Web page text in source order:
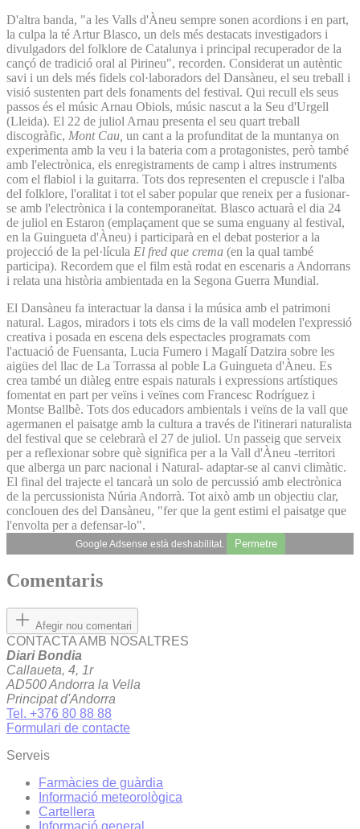
D'altra banda, "a les Valls d'Àneu sempre sonen acordions i en part,
la culpa la té Artur Blasco, un dels més destacats investigadors i
divulgadors del folklore de Catalunya i principal recuperador de la
cançó de tradició oral al Pirineu", recorden. Considerat un autèntic
savi i un dels més fidels col·laboradors del Dansàneu, el seu treball i
visió sustenten part dels fonaments del festival. Qui recull els seus
passos és el músic Arnau Obiols, músic nascut a la Seu d'Urgell
(Lleida). El 22 de juliol Arnau presenta el seu quart treball
discogràfic, Mont Cau, un cant a la profunditat de la muntanya on
experimenta amb la veu i la bateria com a protagonistes, però també
amb l'electrònica, els enregistraments de camp i altres instruments
com el flabiol i la guitarra. Tots dos representen el crepuscle i l'alba
del folklore, l'oralitat i tot el saber popular que reneix per a fusionar-
se amb l'electrònica i la contemporaneïtat. Blasco actuarà el dia 24
de juliol en Estaron (emplaçament que se suma enguany al festival,
en la Guingueta d'Àneu) i participarà en el debat posterior a la
projecció de la pel·lícula El fred que crema (en la qual també
participa). Recordem que el film està rodat en escenaris a Andorrans
i relata una història ambientada en la Segona Guerra Mundial.
El Dansàneu fa interactuar la dansa i la música amb el patrimoni
natural. Lagos, miradors i tots els cims de la vall modelen l'expressió
creativa i posada en escena dels espectacles programats com
l'actuació de Fuensanta, Lucia Fumero i Magalí Datzira sobre les
aigües del llac de La Torrassa al poble La Guingueta d'Àneu. Es
crea també un diàleg entre espais naturals i expressions artístiques
fomentat en part per veïns i veïnes com Francesc Rodríguez i
Montse Ballbè. Tots dos educadors ambientals i veïns de la vall que
agermanen el paisatge amb la cultura a través de l'itinerari naturalista
del festival que se celebrarà el 27 de juliol. Un passeig que serveix
per a reflexionar sobre què significa per a la Vall d'Àneu -territori
que alberga un parc nacional i Natural- adaptar-se al canvi climàtic.
El final del trajecte el tancarà un solo de percussió amb electrònica
de la percussionista Núria Andorrà. Tot això amb un objectiu clar,
conclouen des del Dansàneu, "fer que la gent estimi el paisatge que
l'envolta per a defensar-lo".
Google Adsense està deshabilitat. Permetre
Comentaris
Afegir nou comentari
CONTACTA AMB NOSALTRES
Diari Bondia
Callaueta, 4, 1r
AD500 Andorra la Vella
Principat d'Andorra
Tel. +376 80 88 88
Formulari de contacte
Serveis
Farmàcies de guàrdia
Informació meteorològica
Cartellera